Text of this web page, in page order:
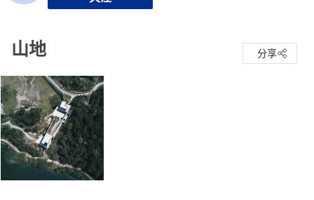
山地 分享